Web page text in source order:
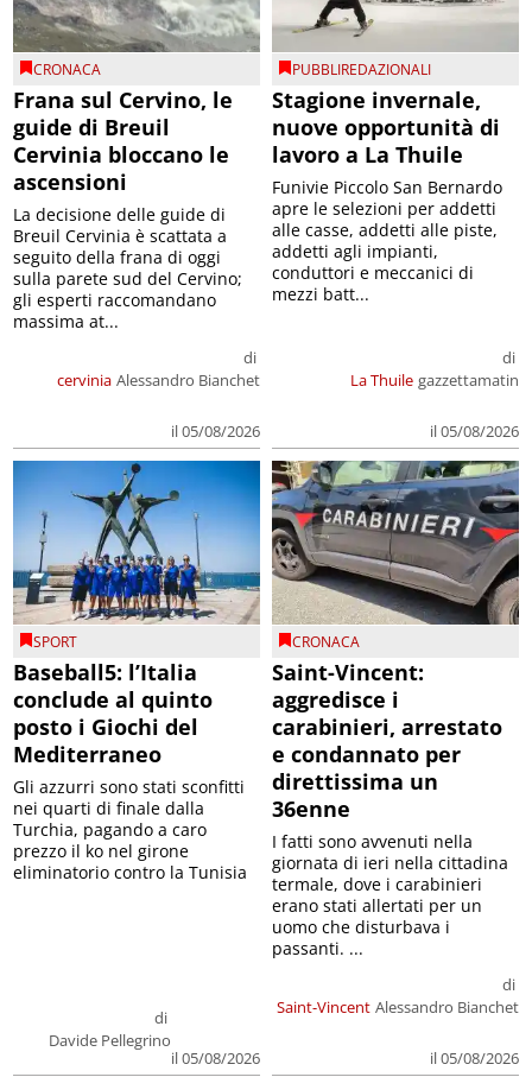
CRONACA
Frana sul Cervino, le
guide di Breuil
Cervinia bloccano le
ascensioni
cervinia
di
Alessandro Bianchet
il 05/08/2026
La decisione delle guide di
Breuil Cervinia è scattata a
seguito della frana di oggi
sulla parete sud del Cervino;
gli esperti raccomandano
massima at...
PUBBLIREDAZIONALI
Stagione invernale,
nuove opportunità di
lavoro a La Thuile
La Thuile
di
gazzettamatin
il 05/08/2026
Funivie Piccolo San Bernardo
apre le selezioni per addetti
alle casse, addetti alle piste,
addetti agli impianti,
conduttori e meccanici di
mezzi batt...
SPORT
Baseball5: l’Italia
conclude al quinto
posto i Giochi del
Mediterraneo
di
Davide Pellegrino
il 05/08/2026
Gli azzurri sono stati sconfitti
nei quarti di finale dalla
Turchia, pagando a caro
prezzo il ko nel girone
eliminatorio contro la Tunisia
CRONACA
Saint-Vincent:
aggredisce i
carabinieri, arrestato
e condannato per
direttissima un
36enne
Saint-Vincent
di
Alessandro Bianchet
il 05/08/2026
I fatti sono avvenuti nella
giornata di ieri nella cittadina
termale, dove i carabinieri
erano stati allertati per un
uomo che disturbava i
passanti. ...